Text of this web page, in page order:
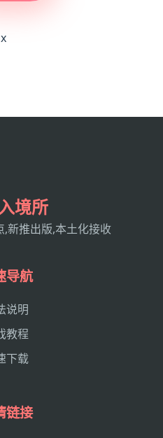
境所
,新推出版,本土化接收
导航
说明
教程
下载
链接